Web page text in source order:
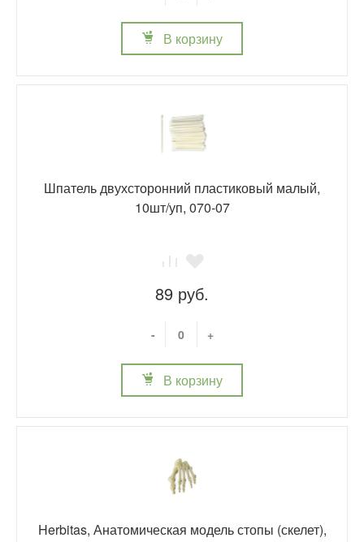
В корзину
Шпатель двухсторонний пластиковый малый,
10шт/уп, 070-07
89 руб.
- +
В корзину
Herbitas, Анатомическая модель стопы (скелет),